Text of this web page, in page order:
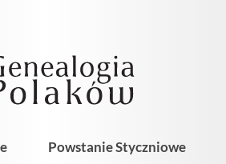
Powstanie Styczniowe